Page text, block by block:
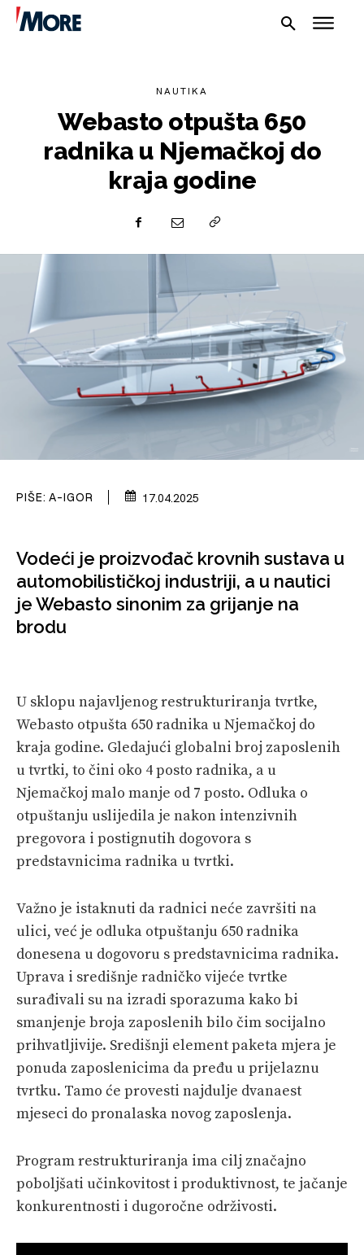
PLOVILA
PLOVIDBA
SPIZA
VELIKE PRIČE
PRETPLATA
NAUTIKA
Webasto otpušta 650
radnika u Njemačkoj do
kraja godine
PIŠE: A-IGOR 17.04.2025
Vodeći je proizvođač krovnih sustava u
automobilističkoj industriji, a u nautici
je Webasto sinonim za grijanje na
brodu
U sklopu najavljenog restrukturiranja tvrtke,
Webasto otpušta 650 radnika u Njemačkoj do
kraja godine. Gledajući globalni broj zaposlenih
u tvrtki, to čini oko 4 posto radnika, a u
Njemačkoj malo manje od 7 posto. Odluka o
otpuštanju uslijedila je nakon intenzivnih
pregovora i postignutih dogovora s
predstavnicima radnika u tvrtki.
Važno je istaknuti da radnici neće završiti na
ulici, već je odluka otpuštanju 650 radnika
donesena u dogovoru s predstavnicima radnika.
Uprava i središnje radničko vijeće tvrtke
surađivali su na izradi sporazuma kako bi
smanjenje broja zaposlenih bilo čim socijalno
prihvatljivije. Središnji element paketa mjera je
ponuda zaposlenicima da pređu u prijelaznu
tvrtku. Tamo će provesti najdulje dvanaest
mjeseci do pronalaska novog zaposlenja.
Program restrukturiranja ima cilj značajno
poboljšati učinkovitost i produktivnost, te jačanje
konkurentnosti i dugoročne održivosti.